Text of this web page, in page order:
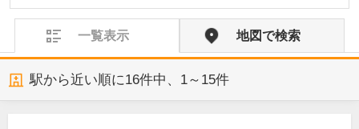
一覧表示 地図で検索
駅から近い順に16件中、 1～15件